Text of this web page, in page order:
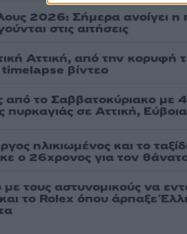
2026: Σήμερα ανοίγει
στις αιτήσεις
Αττική, από την κορυφή
βίντεο
από το Σαββατοκύριακο με
πυρκαγιάς σε Αττική,
ηλικιωμένος και το
ο 26χρονος για τον
τους αστυνομικούς να
το Rolex όπου άρπαξε